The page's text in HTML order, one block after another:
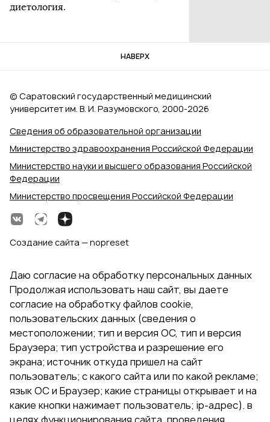
диетология.
НАВЕРХ
Сведения об образовательной организации
Министерство здравоохранения Российской Федерации
Министерство науки и высшего образования Российской
Федерации
Министерство просвещения Российской Федерации
© Саратовский государственный медицинский
университет им. В. И. Разумовского, 2000‑2026
Создание сайта — nopreset
Даю согласие на обработку персональных данных
Продолжая использовать наш сайт, вы даете
согласие на обработку файлов cookie,
пользовательских данных (сведения о
местоположении; тип и версия ОС, тип и версия
Браузера; тип устройства и разрешение его
экрана; источник откуда пришел на сайт
пользователь; с какого сайта или по какой рекламе;
язык ОС и Браузер; какие страницы открывает и на
какие кнопки нажимает пользователь; ip-адрес). в